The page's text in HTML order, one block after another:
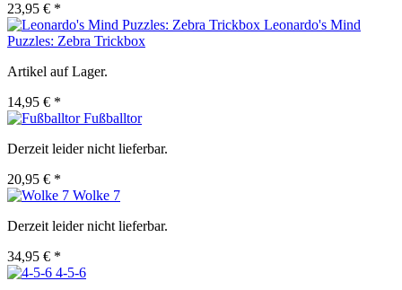
23,95 € *
Leonardo's Mind
Puzzles: Zebra Trickbox
Artikel auf Lager.
14,95 € *
Fußballtor
Derzeit leider nicht lieferbar.
20,95 € *
Wolke 7
Derzeit leider nicht lieferbar.
34,95 € *
4-5-6